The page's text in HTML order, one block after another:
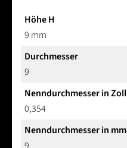
Höhe H
9 mm
Durchmesser
9
Nenndurchmesser in Zoll
0,354
Nenndurchmesser in mm